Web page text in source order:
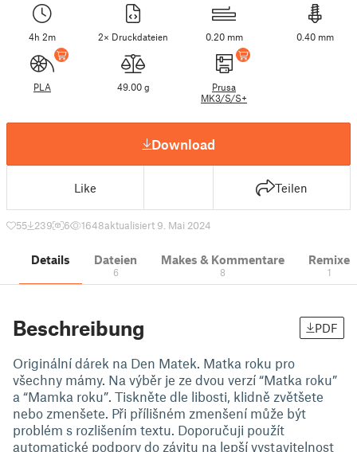
4h 2m 2× Druckdateien 0.20 mm 0.40 mm
PLA 49.00 g
Prusa
MK3/S/S+
Download
Like Teilen
55 239 6 1648aktualisiert 9. Mai 2024
Details Dateien
6
Makes & Kommentare
8
Remixe
1
Beschreibung PDF
Originální dárek na Den Matek. Matka roku pro
všechny mámy. Na výběr je ze dvou verzí “Matka roku”
a “Mamka roku”. Tiskněte dle libosti, klidně zvětšete
nebo zmenšete. Při přílišném zmenšení může být
problém s rozlišením textu. Doporučuji použít
automatické podpory do závitu na lepší vystavitelnost